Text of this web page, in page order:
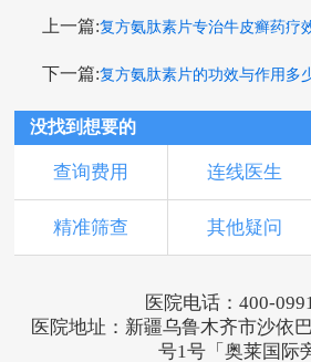
上一篇:复方氨肽素片专治牛皮癣药疗
下一篇:复方氨肽素片的功效与作用多
没找到想要的
查询费用 连线医生
精准筛查 其他疑问
医院电话：400-
医院地址：新疆乌鲁木齐市沙依
号1号「奥莱国际